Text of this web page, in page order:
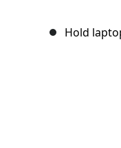
Hold